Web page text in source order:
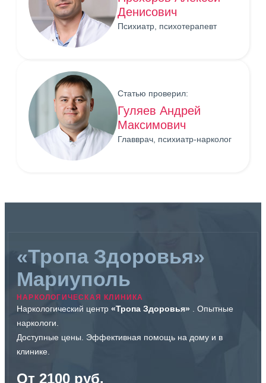
Денисович
Психиатр, психотерапевт
Статью проверил:
Гуляев Андрей
Максимович
Главврач, психиатр-нарколог
«Тропа Здоровья»
Мариуполь
НАРКОЛОГИЧЕСКАЯ КЛИНИКА
Наркологический центр «Тропа Здоровья»
. Опытные
наркологи.
Доступные цены. Эффективная помощь на дому и в
клинике.
От 2100 руб.